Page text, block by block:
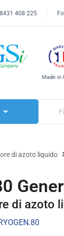
408 225
Made in
di azoto liquido
di azoto